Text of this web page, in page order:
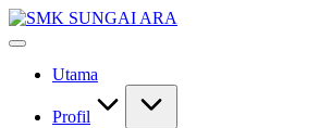
Skip
to
#KetekunanNadiKecemerlangan
#SeMeSradiHati
Utama
Profil